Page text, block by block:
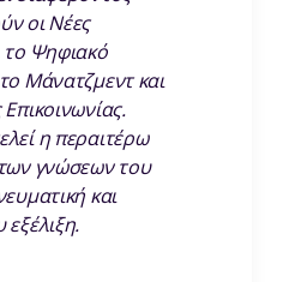
οι Νέες
το Ψηφιακό
Μάνατζμεντ και
η περαιτέρω
γνώσεων του
και
εξέλιξη.